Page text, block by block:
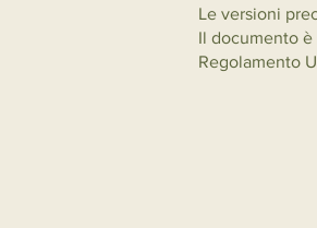
Le versioni
Il documento è
Regolamento